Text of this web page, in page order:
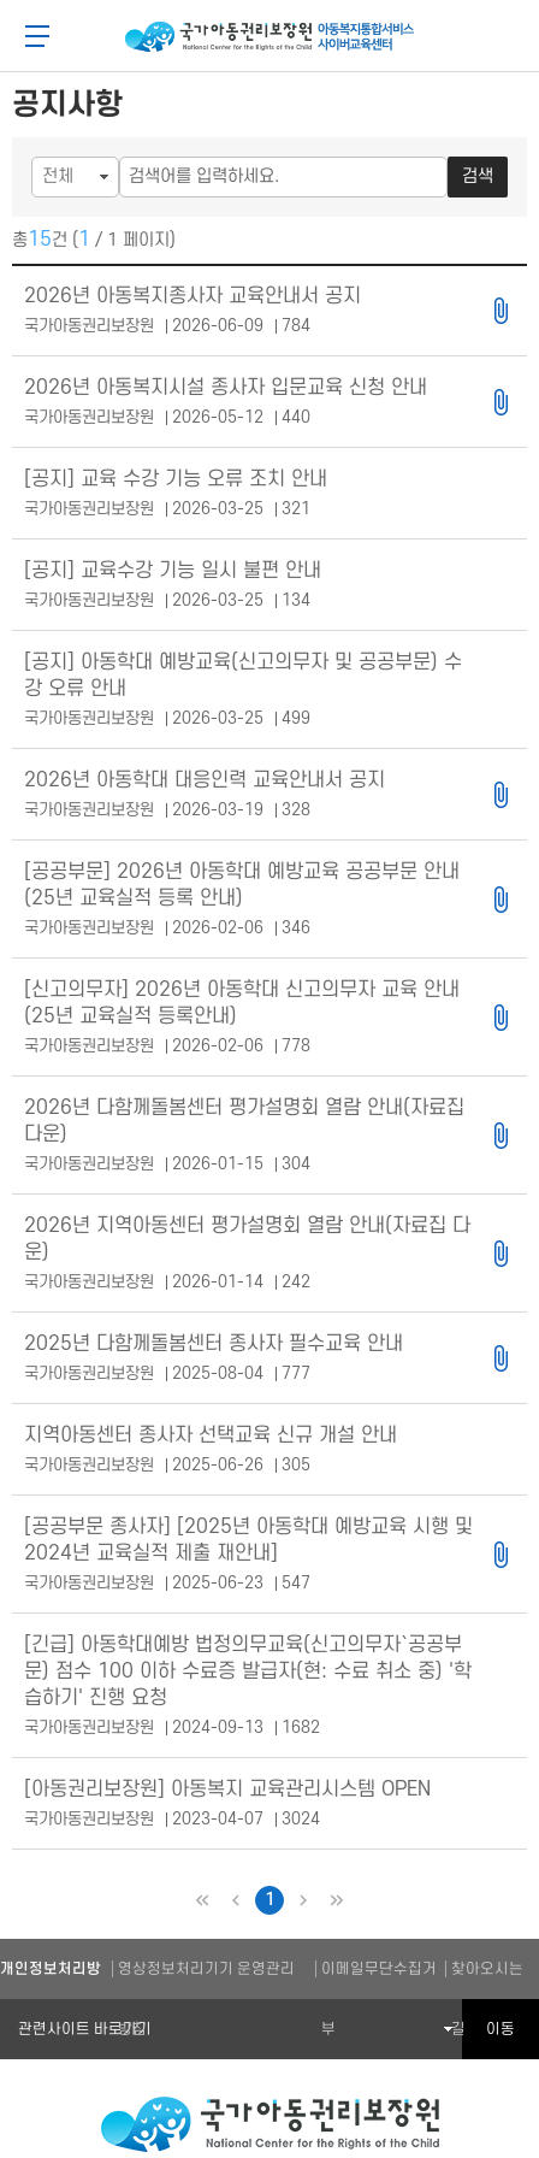
로
가
기
로
가
기
메뉴 버튼
아동이 행복한 세상 아동권리보장원 아동복지통합
공지사항
검색
총15건 ( 1 / 1 페이지)
2026년 아동복지종사자 교육안내서 공지
국가아동권리보장원 2026-06-09 784
2026년 아동복지시설 종사자 입문교육 신청 안내
국가아동권리보장원 2026-05-12 440
[공지] 교육 수강 기능 오류 조치 안내
국가아동권리보장원 2026-03-25 321
[공지] 교육수강 기능 일시 불편 안내
국가아동권리보장원 2026-03-25 134
[공지] 아동학대 예방교육(신고의무자 및 공공부문) 수
강 오류 안내
국가아동권리보장원 2026-03-25 499
2026년 아동학대 대응인력 교육안내서 공지
국가아동권리보장원 2026-03-19 328
[공공부문] 2026년 아동학대 예방교육 공공부문 안내
(25년 교육실적 등록 안내)
국가아동권리보장원 2026-02-06 346
[신고의무자] 2026년 아동학대 신고의무자 교육 안내
(25년 교육실적 등록안내)
국가아동권리보장원 2026-02-06 778
2026년 다함께돌봄센터 평가설명회 열람 안내(자료집
다운)
국가아동권리보장원 2026-01-15 304
2026년 지역아동센터 평가설명회 열람 안내(자료집 다
운)
국가아동권리보장원 2026-01-14 242
2025년 다함께돌봄센터 종사자 필수교육 안내
국가아동권리보장원 2025-08-04 777
지역아동센터 종사자 선택교육 신규 개설 안내
국가아동권리보장원 2025-06-26 305
[공공부문 종사자] [2025년 아동학대 예방교육 시행 및
2024년 교육실적 제출 재안내]
국가아동권리보장원 2025-06-23 547
[긴급] 아동학대예방 법정의무교육(신고의무자`공공부
문) 점수 100 이하 수료증 발급자(현: 수료 취소 중) '학
습하기' 진행 요청
국가아동권리보장원 2024-09-13 1682
[아동권리보장원] 아동복지 교육관리시스템 OPEN
국가아동권리보장원 2023-04-07 3024
처음 이전1 다음마지막
개인정보처리방 영상정보처리기기 운영관리
방침
이메일무단수집거
부
찾아오시는
길 이동